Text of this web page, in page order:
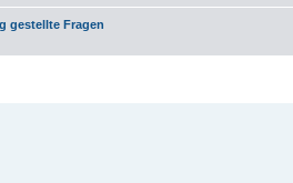
gestellte Fragen